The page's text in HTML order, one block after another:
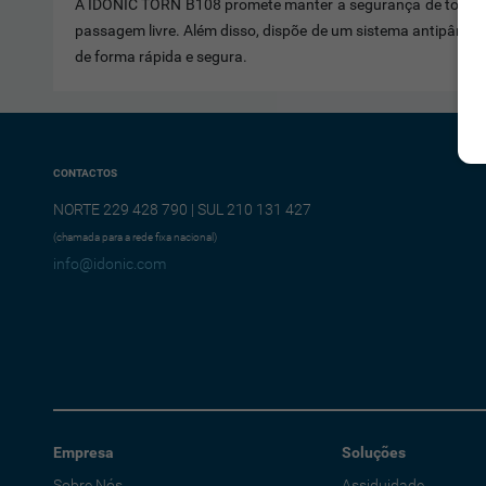
A IDONIC TORN B108 promete manter a segurança de
passagem livre. Além disso, dispõe de um sistema
de forma rápida e segura.
CONTACTOS
NORTE 229 428 790 | SUL 210 131 427
(chamada para a rede fixa nacional)
info@idonic.com
Empresa
Soluções